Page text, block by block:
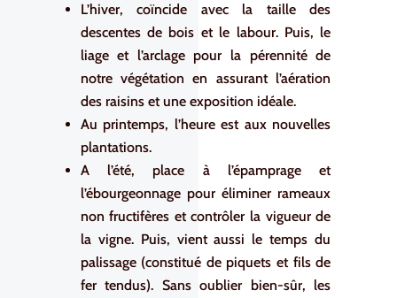
L’hiver, coïncide avec la taille des
descentes de bois et le labour. Puis, le
liage et l’arclage pour la pérennité de
notre végétation en assurant l’aération
des raisins et une exposition idéale.
Au printemps, l’heure est aux nouvelles
plantations.
A l’été, place à l’épamprage et
l’ébourgeonnage pour éliminer rameaux
non fructifères et contrôler la vigueur de
la vigne. Puis, vient aussi le temps du
palissage (constitué de piquets et fils de
fer tendus). Sans oublier bien-sûr, les